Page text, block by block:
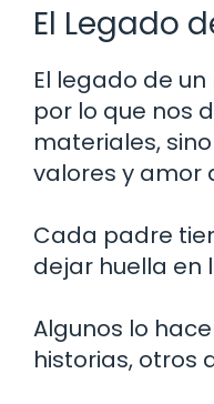
El Legado
El legado de
por lo que nos
materiales,
valores y amor
Cada padre
dejar huella en
Algunos lo
historias, otros